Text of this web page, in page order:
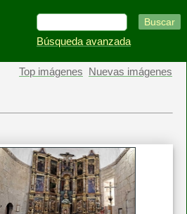
Búsqueda avanzada
Top imágenes Nuevas imágenes